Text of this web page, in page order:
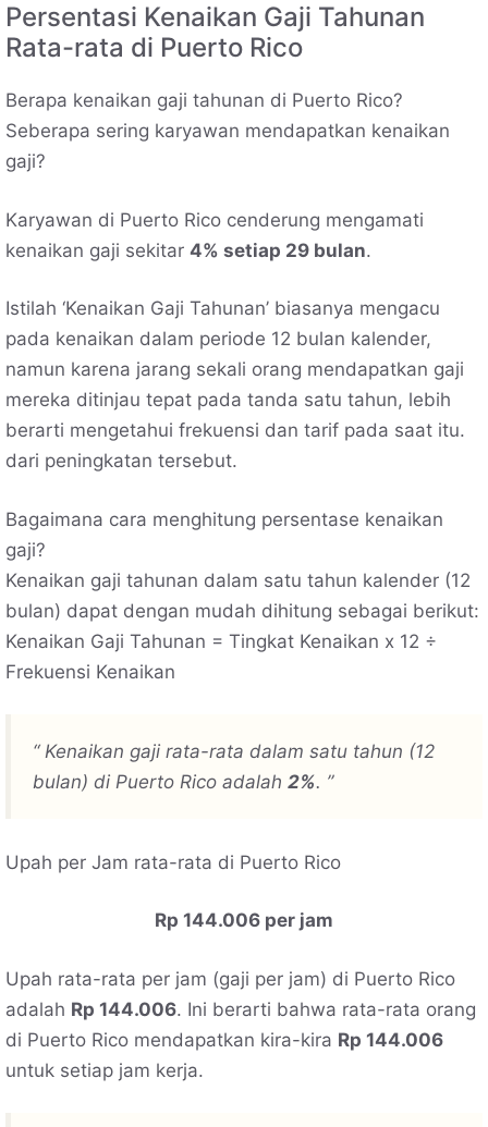
Persentasi Kenaikan Gaji Tahunan
Rata-rata di Puerto Rico
Berapa kenaikan gaji tahunan di Puerto Rico?
Seberapa sering karyawan mendapatkan kenaikan
gaji?
Karyawan di Puerto Rico cenderung mengamati
kenaikan gaji sekitar 4% setiap 29 bulan.
Istilah ‘Kenaikan Gaji Tahunan’ biasanya mengacu
pada kenaikan dalam periode 12 bulan kalender,
namun karena jarang sekali orang mendapatkan gaji
mereka ditinjau tepat pada tanda satu tahun, lebih
berarti mengetahui frekuensi dan tarif pada saat itu.
dari peningkatan tersebut.
Bagaimana cara menghitung persentase kenaikan
gaji?
Kenaikan gaji tahunan dalam satu tahun kalender (12
bulan) dapat dengan mudah dihitung sebagai berikut:
Kenaikan Gaji Tahunan = Tingkat Kenaikan x 12 ÷
Frekuensi Kenaikan
“ Kenaikan gaji rata-rata dalam satu tahun (12
bulan) di Puerto Rico adalah 2%. ”
Upah per Jam rata-rata di Puerto Rico
Rp 144.006 per jam
Upah rata-rata per jam (gaji per jam) di Puerto Rico
adalah Rp 144.006. Ini berarti bahwa rata-rata orang
di Puerto Rico mendapatkan kira-kira Rp 144.006
untuk setiap jam kerja.